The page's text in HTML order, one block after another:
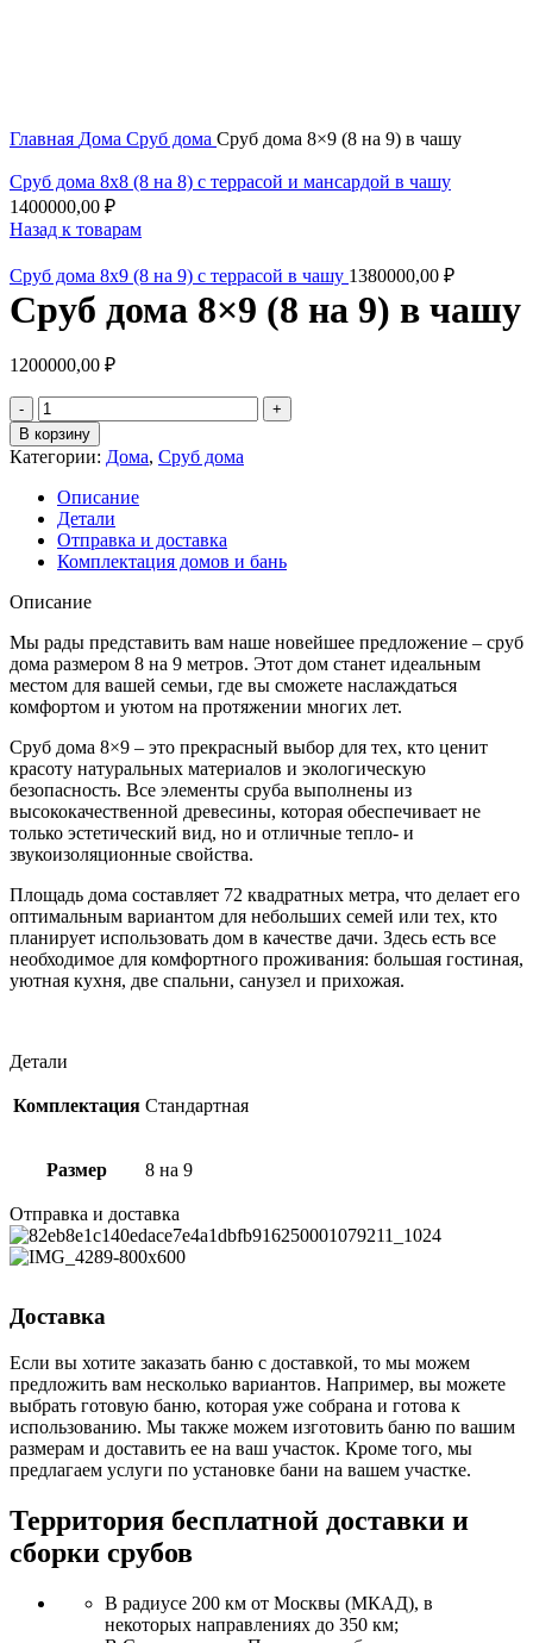
Главная Дома Сруб дома Сруб дома 8×9 (8 на 9) в чашу
Сруб дома 8x8 (8 на 8) с террасой и мансардой в чашу
1400000,00 ₽
Назад к товарам
Сруб дома 8x9 (8 на 9) с террасой в чашу 1380000,00 ₽
Сруб дома 8×9 (8 на 9) в чашу
1200000,00 ₽
Количество
товара
Сруб
дома
8x9
(8
на
9)
чашу
В корзину
Категории: Дома, Сруб дома
Описание
Детали
Отправка и доставка
Комплектация домов и бань
Описание
Мы рады представить вам наше новейшее предложение – сруб
дома размером 8 на 9 метров. Этот дом станет идеальным
местом для вашей семьи, где вы сможете наслаждаться
комфортом и уютом на протяжении многих лет.
Сруб дома 8×9 – это прекрасный выбор для тех, кто ценит
красоту натуральных материалов и экологическую
безопасность. Все элементы сруба выполнены из
высококачественной древесины, которая обеспечивает не
только эстетический вид, но и отличные тепло- и
звукоизоляционные свойства.
Площадь дома составляет 72 квадратных метра, что делает его
оптимальным вариантом для небольших семей или тех, кто
планирует использовать дом в качестве дачи. Здесь есть все
необходимое для комфортного проживания: большая гостиная,
уютная кухня, две спальни, санузел и прихожая.
Детали
Комплектация Стандартная
Размер 8 на 9
Отправка и доставка
Доставка
Если вы хотите заказать баню с доставкой, то мы можем
предложить вам несколько вариантов. Например, вы можете
выбрать готовую баню, которая уже собрана и готова к
использованию. Мы также можем изготовить баню по вашим
размерам и доставить ее на ваш участок. Кроме того, мы
предлагаем услуги по установке бани на вашем участке.
Территория бесплатной доставки и
сборки срубов
В радиусе 200 км от Москвы (МКАД), в
некоторых направлениях до 350 км;